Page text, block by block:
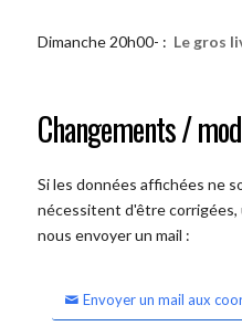
Dimanche 20h00- : Le gros
Changements /
Si les données affichées ne
nécessitent d'être
nous envoyer un mail :
Envoyer un mail aux